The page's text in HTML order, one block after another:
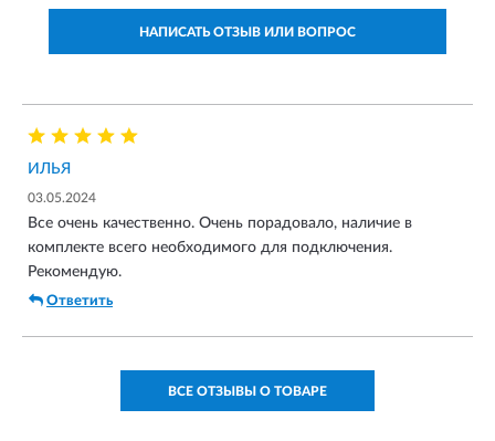
НАПИСАТЬ ОТЗЫВ ИЛИ ВОПРОС
ИЛЬЯ
03.05.2024
Все очень качественно. Очень порадовало, наличие в
комплекте всего необходимого для подключения.
Рекомендую.
Ответить
ВСЕ ОТЗЫВЫ О ТОВАРЕ